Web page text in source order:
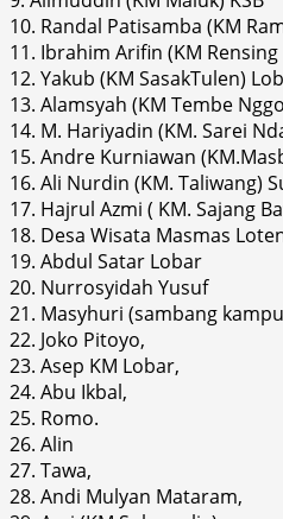
10. Randal Patisamba (KM
11. Ibrahim Arifin (KM
12. Yakub (KM SasakTulen)
13. Alamsyah (KM Tembe
14. M. Hariyadin (KM. Sarei
15. Andre Kurniawan
16. Ali Nurdin (KM. Taliwang)
17. Hajrul Azmi ( KM. Sajang
18. Desa Wisata Masmas
19. Abdul Satar Lobar
20. Nurrosyidah Yusuf
21. Masyhuri (sambang
22. Joko Pitoyo,
23. Asep KM Lobar,
24. Abu Ikbal,
25. Romo.
26. Alin
27. Tawa,
28. Andi Mulyan Mataram,